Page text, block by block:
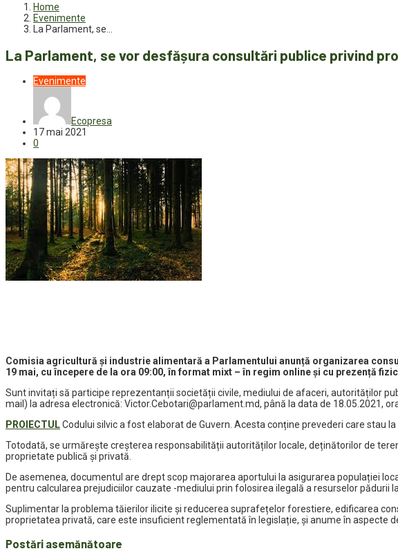
Home
Evenimente
La Parlament, se…
La Parlament, se vor desfășura consultări publice privind
Evenimente
Ecopresa
17 mai 2021
0
Comisia agricultură și industrie alimentară a Parlamentului anunță organizarea
19 mai, cu începere de la ora 09:00, în format mixt – în regim online și cu prezență
Sunt invitați să participe reprezentanții societății civile, mediului de afaceri, autorităților
mail) la adresa electronică: Victor.Cebotari@parlament.md, până la data de 18.05.2021,
PROIECTULCodului silvic a fost elaborat de Guvern. Acesta conține prevederi care stau
Totodată, se urmărește creșterea responsabilității autorităților locale, deținătorilor de
proprietate publică și privată.
De asemenea, documentul are drept scop majorarea aportului la asigurarea populației
pentru calcularea prejudiciilor cauzate -mediului prin folosirea ilegală a resurselor pădurii
Suplimentar la problema tăierilor ilicite și reducerea suprafețelor forestiere, edificarea
proprietatea privată, care este insuficient reglementată în legislație, și anume în aspecte
Postări asemănătoare